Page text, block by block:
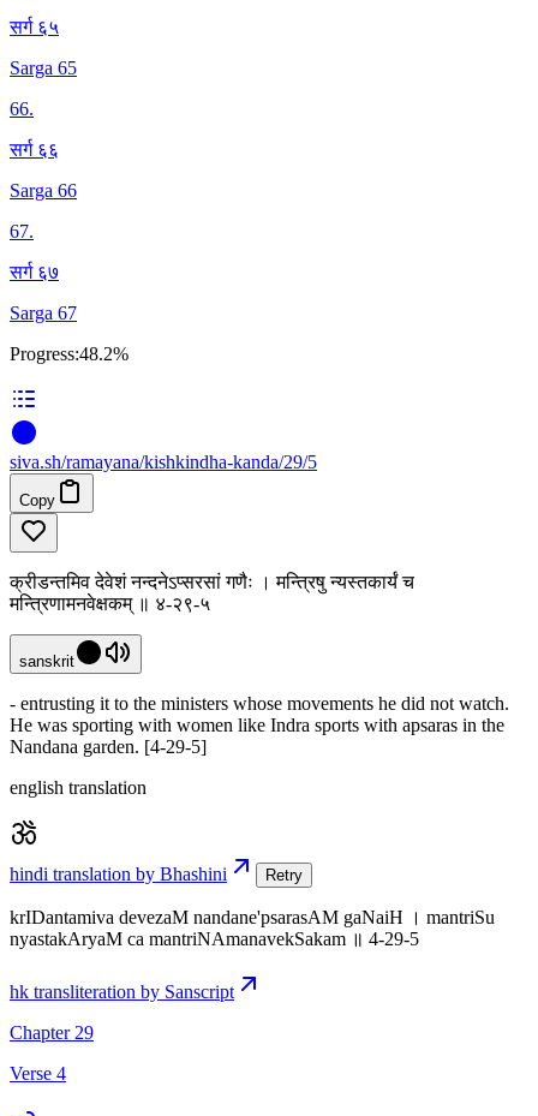
सर्ग ६५
Sarga 65
66.
सर्ग ६६
Sarga 66
67.
सर्ग ६७
Sarga 67
Progress:48.2%
siva.sh/ramayana/kishkindha-kanda/29/5
Copy
क्रीडन्तमिव देवेशं नन्दनेऽप्सरसां गणैः । मन्त्रिषु न्यस्तकार्यं च
मन्त्रिणामनवेक्षकम् ॥ ४-२९-५
sanskrit
- entrusting it to the ministers whose movements he did not watch.
He was sporting with women like Indra sports with apsaras in the
Nandana garden. [4-29-5]
english translation
hindi translation by Bhashini Retry
krIDantamiva devezaM nandane'psarasAM gaNaiH । mantriSu
nyastakAryaM ca mantriNAmanavekSakam ॥ 4-29-5
hk transliteration by Sanscript
Chapter 29
Verse 4